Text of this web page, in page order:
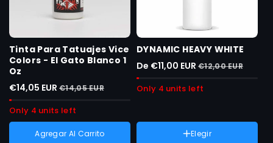
Tinta Para Tatuajes Vice
Colors - El Gato Blanco 1
Oz
€14,05 EUR €14,05 EUR
Only 4 units left
Agregar Al Carrito
DYNAMIC HEAVY WHITE
De €11,00 EUR €12,00 EUR
Only 4 units left
Elegir